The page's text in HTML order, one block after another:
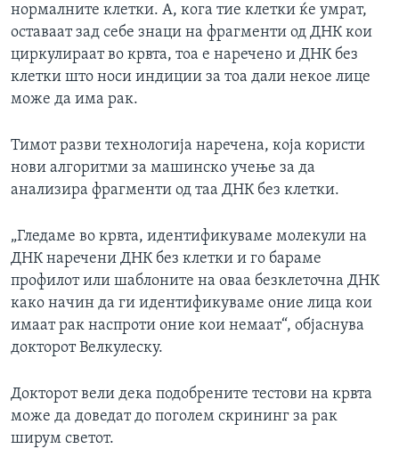
нормалните клетки. А, кога тие клетки ќе умрат,
оставаат зад себе знаци на фрагменти од ДНК кои
циркулираат во крвта, тоа е наречено и ДНК без
клетки што носи индиции за тоа дали некое лице
може да има рак.
Тимот разви технологија наречена, која користи
нови алгоритми за машинско учење за да
анализира фрагменти од таа ДНК без клетки.
„Гледаме во крвта, идентификуваме молекули на
ДНК наречени ДНК без клетки и го бараме
профилот или шаблоните на оваа безклеточна ДНК
како начин да ги идентификуваме оние лица кои
имаат рак наспроти оние кои немаат“, објаснува
докторот Велкулеску.
Докторот вели дека подобрените тестови на крвта
може да доведат до поголем скрининг за рак
ширум светот.